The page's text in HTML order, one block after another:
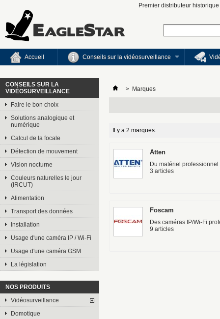
Premier distributeur
Accueil Conseils sur la vidéosurveillance
CONSEILS SUR LA
VIDÉOSURVEILLANCE
Faire le bon choix
Solutions analogique et
numérique
Calcul de la focale
Détection de mouvement
Vision nocturne
Couleurs naturelles le jour
(IRCUT)
Alimentation
Transport des données
Installation
Usage d'une caméra IP / Wi-Fi
Usage d'une caméra GSM
La législation
NOS PRODUITS
Vidéosurveillance
Domotique
> Marques
Il y a 2 marques.
Atten
Du matériel
3 articles
Foscam
Des caméras IP/Wi-Fi
9 articles